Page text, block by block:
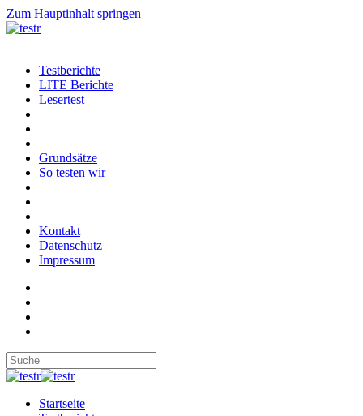
Zum Hauptinhalt springen
Testberichte
LITE Berichte
Lesertest
Grundsätze
So testen wir
Kontakt
Datenschutz
Impressum
Startseite